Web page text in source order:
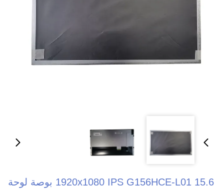
1920x1080 IPS G156HCE-L01 15.6 بوصة لوحة